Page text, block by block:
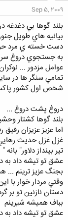
Sep 5, 2009
بلند گوها بي دغدغه
بيانيه هاي طويل
دست خسته ي مرد
به جستجوي دروغ
عوامل مزدور ...
تمامي سنگر ها در
شخص اول کشور
دروغ پشت دروغ ...
بلند گوها کشتار
اما عزيز عزيزان
غزل غزل حديث
تير بينداز دلاور" بانه
عشق تو تيشه داد به
بجنگ عزيز ترينم ...
وقتي مردار خوار با
دستان نازنين تو بر
بباف هميشه شيرينم
عشق تو تيشه داد به